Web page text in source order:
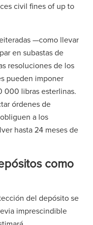
civil fines of up to
—como llevar
en subastas de
resoluciones de los
pueden imponer
000 libras esterlinas.
órdenes de
a los
hasta 24 meses de
como
del depósito se
imprescindible